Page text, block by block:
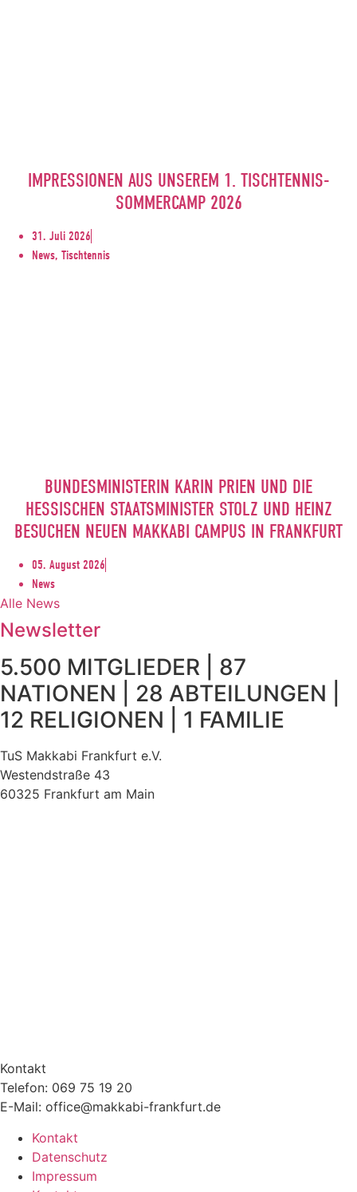
IMPRESSIONEN AUS UNSEREM 1. TISCHTENNIS-
SOMMERCAMP 2026
31. Juli 2026
News, Tischtennis
BUNDESMINISTERIN KARIN PRIEN UND DIE
HESSISCHEN STAATSMINISTER STOLZ UND HEINZ
BESUCHEN NEUEN MAKKABI CAMPUS IN FRANKFURT
05. August 2026
News
Alle News
Newsletter
5.500 MITGLIEDER | 87
NATIONEN | 28 ABTEILUNGEN |
12 RELIGIONEN | 1 FAMILIE
TuS Makkabi Frankfurt e.V.
Westendstraße 43
60325 Frankfurt am Main
Kontakt
Telefon: 069 75 19 20
E-Mail: office@makkabi-frankfurt.de
Kontakt
Datenschutz
Impressum